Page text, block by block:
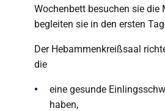
Wochenbett besuchen sie die
begleiten sie in den ersten
Der Hebammenkreißsaal
die
eine gesunde
haben,